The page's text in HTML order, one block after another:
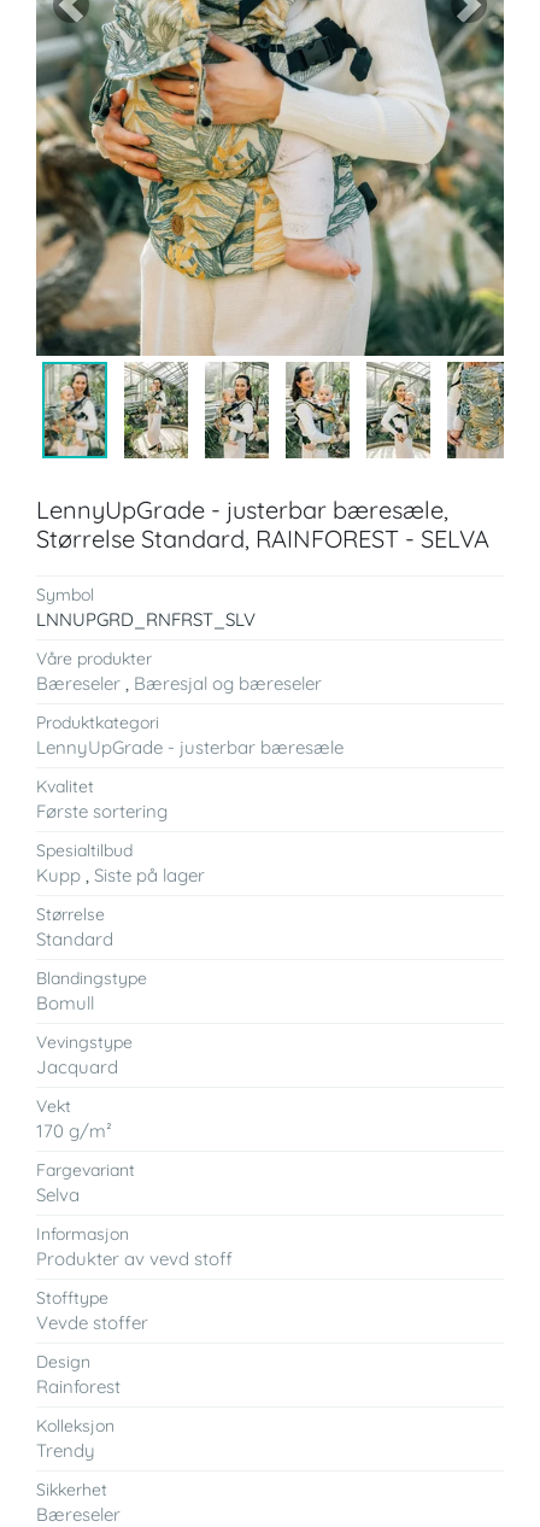
Previous Next
LennyUpGrade - justerbar bæresæle,
Størrelse Standard, RAINFOREST - SELVA
Symbol
LNNUPGRD_RNFRST_SLV
Våre produkter
Bæreseler Bæresjal og bæreseler
Produktkategori
LennyUpGrade - justerbar bæresæle
Kvalitet
Første sortering
Spesialtilbud
Kupp Siste på lager
Størrelse
Standard
Blandingstype
Bomull
Vevingstype
Jacquard
Vekt
170 g/m²
Fargevariant
Selva
Informasjon
Produkter av vevd stoff
Stofftype
Vevde stoffer
Design
Rainforest
Kolleksjon
Trendy
Sikkerhet
Bæreseler